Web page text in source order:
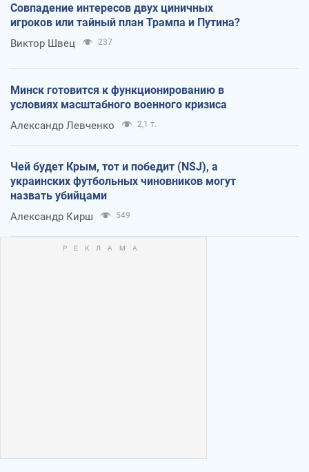
Совпадение интересов двух циничных
игроков или тайный план Трампа и Путина?
Виктор Швец 237
Минск готовится к функционированию в
условиях масштабного военного кризиса
Александр Левченко 2,1 т.
Чей будет Крым, тот и победит (NSJ), а
украинских футбольных чиновников могут
назвать убийцами
Александр Кирш 549